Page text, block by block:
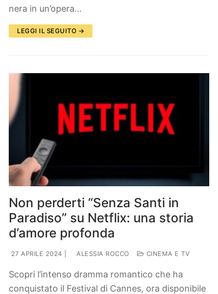
nera in un’opera…
LEGGI IL SEGUITO →
Non perderti “Senza Santi in
Paradiso” su Netflix: una storia
d’amore profonda
27 APRILE 2024 ALESSIA ROCCO CINEMA E TV
Scopri l’intenso dramma romantico che ha
conquistato il Festival di Cannes, ora disponibile